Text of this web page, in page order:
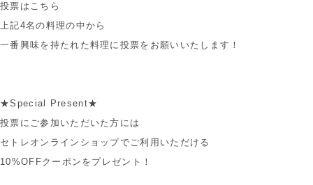
投票はこちら
上記4名の料理の中から
一番興味を持たれた料理に投票をお願いいたします！
★Special Present★
投票にご参加いただいた方には
セトレオンラインショップでご利用いただける
10%OFFクーポンをプレゼント！